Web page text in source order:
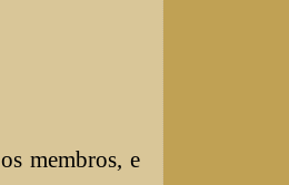
membros, e